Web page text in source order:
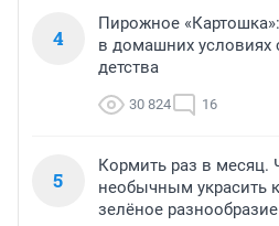
4
Пирожное
в домашних
детства
30 824 16
5
Кормить раз в
необычным украсить
зелёное